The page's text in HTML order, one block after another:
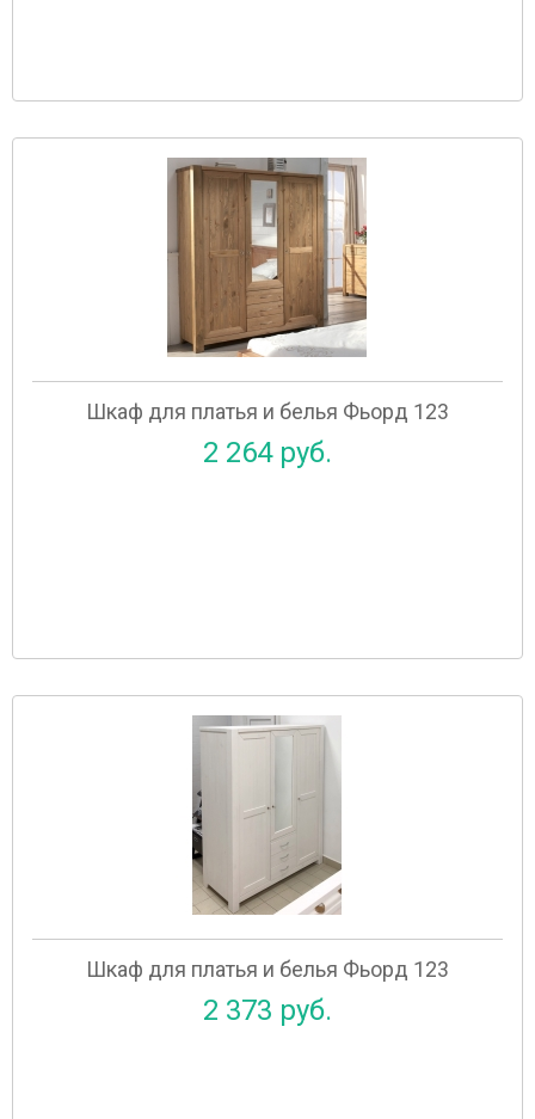
Шкаф для платья и белья Фьорд 123
2 264 руб.
Шкаф для платья и белья Фьорд 123
2 373 руб.